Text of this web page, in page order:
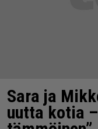
Sara ja
uutta kotia